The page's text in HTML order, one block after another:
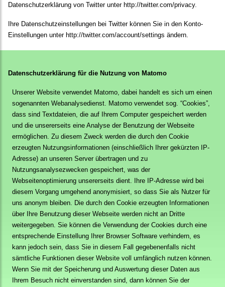
Datenschutzerklärung von Twitter unter http://twitter.com/privacy.
Ihre Datenschutzeinstellungen bei Twitter können Sie in den Konto-
Einstellungen unter http://twitter.com/account/settings ändern.
Datenschutzerklärung für die Nutzung von Matomo
Unserer Website verwendet Matomo, dabei handelt es sich um einen
sogenannten Webanalysedienst. Matomo verwendet sog. “Cookies”,
dass sind Textdateien, die auf Ihrem Computer gespeichert werden
und die unsererseits eine Analyse der Benutzung der Webseite
ermöglichen. Zu diesem Zweck werden die durch den Cookie
erzeugten Nutzungsinformationen (einschließlich Ihrer gekürzten IP-
Adresse) an unseren Server übertragen und zu
Nutzungsanalysezwecken gespeichert, was der
Webseitenoptimierung unsererseits dient. Ihre IP-Adresse wird bei
diesem Vorgang umgehend anonymisiert, so dass Sie als Nutzer für
uns anonym bleiben. Die durch den Cookie erzeugten Informationen
über Ihre Benutzung dieser Webseite werden nicht an Dritte
weitergegeben. Sie können die Verwendung der Cookies durch eine
entsprechende Einstellung Ihrer Browser Software verhindern, es
kann jedoch sein, dass Sie in diesem Fall gegebenenfalls nicht
sämtliche Funktionen dieser Website voll umfänglich nutzen können.
Wenn Sie mit der Speicherung und Auswertung dieser Daten aus
Ihrem Besuch nicht einverstanden sind, dann können Sie der